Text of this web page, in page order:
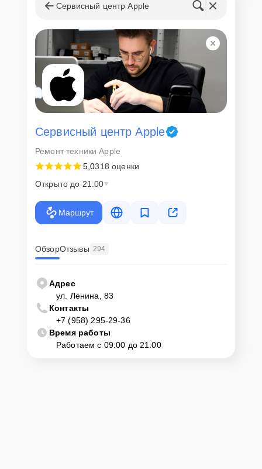
Сервисный центр Apple
Сервисный центр Apple
Ремонт техники Apple
5,0318 оценки
Открыто до 21:00
Маршрут
ОбзорОтзывы 294
Адрес
ул. Ленина, 83
Контакты
+7 (958) 295-29-36
Время работы
Работаем с 09:00 до 21:00